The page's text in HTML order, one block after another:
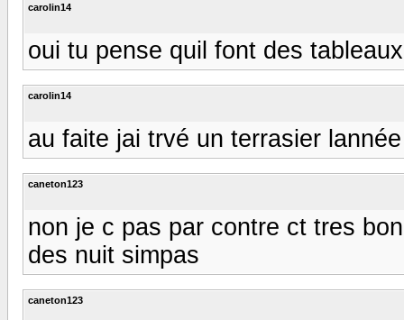
carolin14
oui tu pense quil font des
carolin14
au faite jai trvé un terrasier
caneton123
non je c pas par contre ct tres
des nuit simpas
caneton123